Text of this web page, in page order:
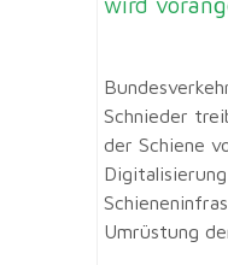
Schnieder
der Schiene
Umrüstung der